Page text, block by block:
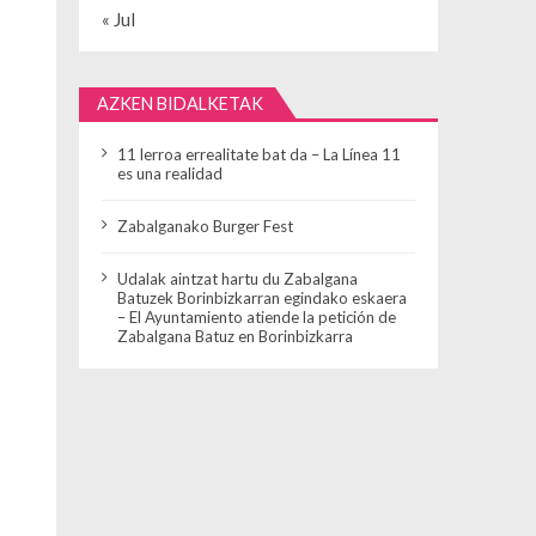
« Jul
AZKEN BIDALKETAK
11 lerroa errealitate bat da – La Línea 11
es una realidad
Zabalganako Burger Fest
Udalak aintzat hartu du Zabalgana
Batuzek Borinbizkarran egindako eskaera
– El Ayuntamiento atiende la petición de
Zabalgana Batuz en Borinbizkarra